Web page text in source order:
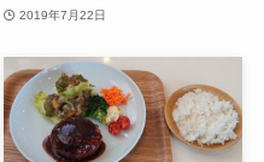
2019年7月22日